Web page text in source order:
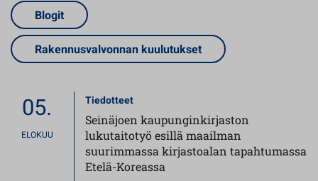
Blogit
Rakennusvalvonnan kuulutukset
05.
ELOKUU
Tiedotteet
Seinäjoen kaupunginkirjaston
lukutaitotyö esillä maailman
suurimmassa kirjastoalan tapahtumassa
Etelä-Koreassa